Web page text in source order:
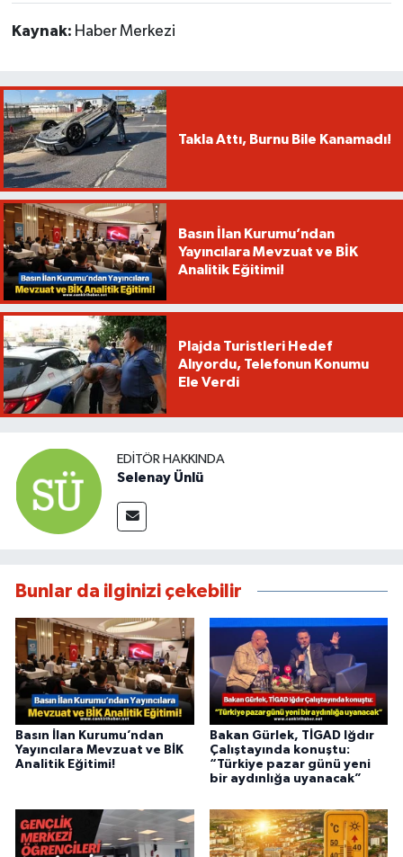
Kaynak: Haber Merkezi
Takla Attı, Burnu Bile Kanamadı!
Basın İlan Kurumu’ndan
Yayıncılara Mevzuat ve BİK
Analitik Eğitimi!
Plajda Turistleri Hedef
Alıyordu, Telefonun Konumu
Ele Verdi
EDITÖR HAKKINDA
Selenay Ünlü
Bunlar da ilginizi çekebilir
Basın İlan Kurumu’ndan
Yayıncılara Mevzuat ve BİK
Analitik Eğitimi!
Bakan Gürlek, TİGAD Iğdır
Çalıştayında konuştu:
“Türkiye pazar günü yeni
bir aydınlığa uyanacak”